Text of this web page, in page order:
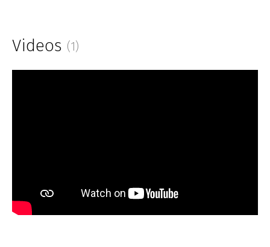
Videos (1)